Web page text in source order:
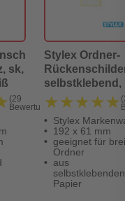
sk,
(29
Bewertungen)
Stylex Ordner-
selbstklebend,
Stück
★★★★★
★★★★★
Stylex
192 x 61 mm
geeignet für
Ordner
aus
selbstklebenden
Papier